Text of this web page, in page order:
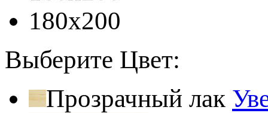
180x200
Выберите Цвет:
Прозрачный лак